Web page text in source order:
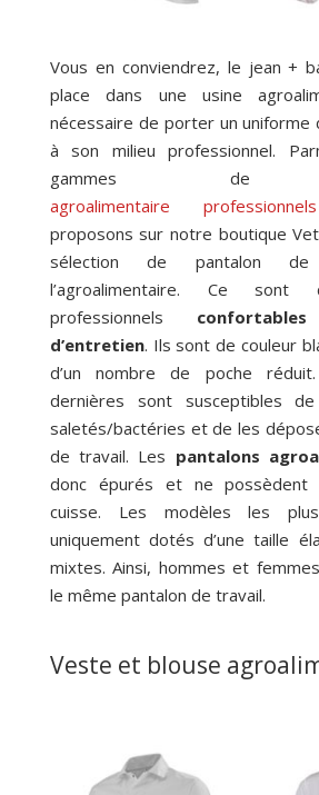
Vous en conviendrez, le jean +
place dans une usine
nécessaire de porter un uniforme
à son milieu professionnel.
gammes
agroalimentaire professionnels
proposons sur notre boutique
sélection de pantalon
l’agroalimentaire. Ce sont
professionnels
d’entretien. Ils sont de couleur
d’un nombre de poche
dernières sont susceptibles
saletés/bactéries et de les
de travail. Les pantalons
donc épurés et ne possèdent
cuisse. Les modèles les
uniquement dotés d’une taille
mixtes. Ainsi, hommes et
le même pantalon de travail.
Veste et blouse